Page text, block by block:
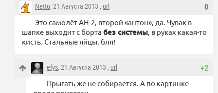
0
Netto, 21 Августа 2013 , url
Это самолёт АН-2, второй «антон», да. Чувак в
шапке выходит с борта без системы, в руках какая-то
кисть. Стальные яйцы, бля!
+2
efys, 21 Августа 2013 , url
Прыгать же не собирается. А по картинке